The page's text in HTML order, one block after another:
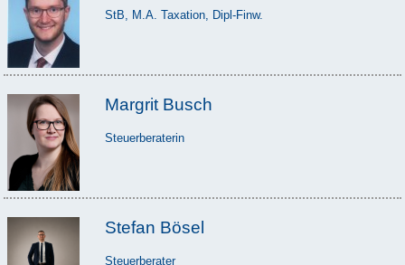
StB, M.A. Taxation, Dipl-Finw.
Margrit Busch
Steuerberaterin
Stefan Bösel
Steuerberater